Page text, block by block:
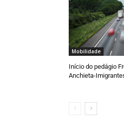
Mobilidade
Início do pedágio
Anchieta-